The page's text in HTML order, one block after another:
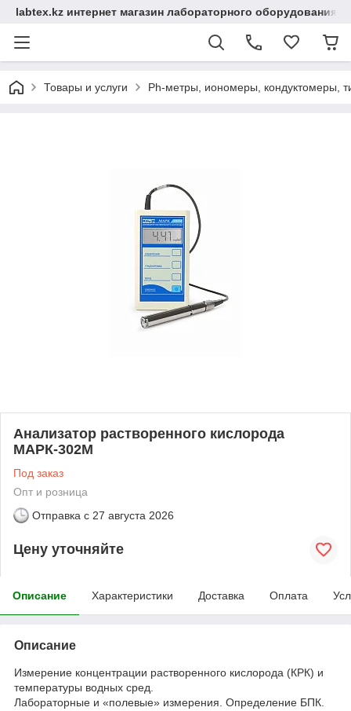
labtex.kz интернет магазин лабораторного оборудования
Товары и услуги Ph-метры, иономеры, кондуктомеры,
Анализатор растворенного кислорода
МАРК-302М
Под заказ
Опт и розница
Отправка с 27 августа 2026
Цену уточняйте
Описание Характеристики Доставка Оплата
Описание
Измерение концентрации растворенного кислорода (КРК) и
температуры водных сред.
Лабораторные и «полевые» измерения. Определение БПК.